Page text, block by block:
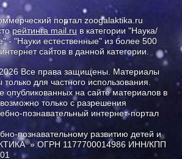
портал zoogalaktika.ru
рейтинга mail.ru в категории "Наука/
- "Науки естественные" из более 500
сайтов в данной категории.
Все права защищены. Материалы
для частного использования.
опубликованных на сайте материалов в
только с разрешения
познавательный интернет-портал
познавательному развитию детей и
®» ОГРН 1177700014986 ИНН/КПП